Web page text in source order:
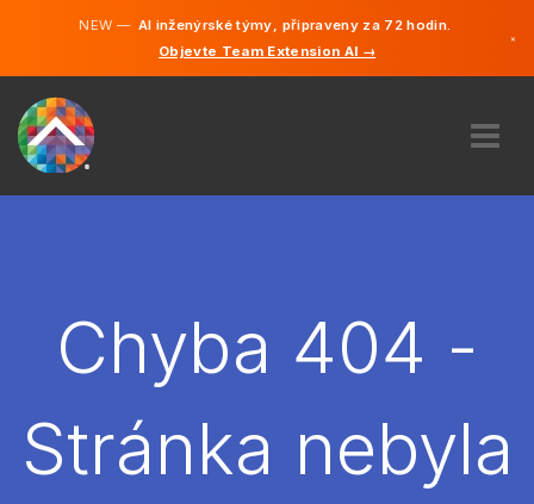
NEW —AI inženýrské týmy, připraveny za 72 hodin.
Objevte Team Extension AI →
×
NAJMOUT
CS
Angličtina
Chyba 404 -
Stránka nebyla